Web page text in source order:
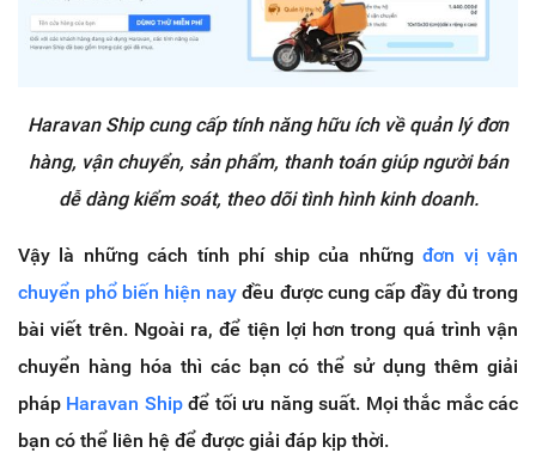
Haravan Ship cung cấp tính năng hữu ích về quản lý đơn
hàng, vận chuyển, sản phẩm, thanh toán giúp người bán
dễ dàng kiểm soát, theo dõi tình hình kinh doanh.
Vậy là những cách tính phí ship của nhữngđơn vị vận
chuyển phổ biến hiện nay đều được cung cấp đầy đủ trong
bài viết trên. Ngoài ra, để tiện lợi hơn trong quá trình vận
chuyển hàng hóa thì các bạn có thể sử dụng thêm giải
pháp Haravan Shipđể tối ưu năng suất. Mọi thắc mắc các
bạn có thể liên hệ để được giải đáp kịp thời.